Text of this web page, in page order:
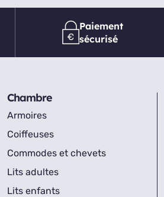
Paiement
sécurisé
Chambre
Armoires
Coiffeuses
Commodes et chevets
Lits adultes
Lits enfants